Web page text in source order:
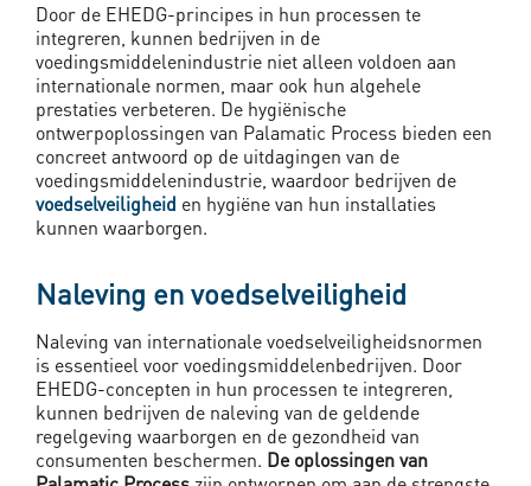
Door de EHEDG-principes in hun processen te
integreren, kunnen bedrijven in de
voedingsmiddelenindustrie niet alleen voldoen aan
internationale normen, maar ook hun algehele
prestaties verbeteren. De hygiënische
ontwerpoplossingen van Palamatic Process bieden een
concreet antwoord op de uitdagingen van de
voedingsmiddelenindustrie, waardoor bedrijven de
voedselveiligheid en hygiëne van hun installaties
kunnen waarborgen.
Naleving en voedselveiligheid
Naleving van internationale voedselveiligheidsnormen
is essentieel voor voedingsmiddelenbedrijven. Door
EHEDG-concepten in hun processen te integreren,
kunnen bedrijven de naleving van de geldende
regelgeving waarborgen en de gezondheid van
consumenten beschermen. De oplossingen van